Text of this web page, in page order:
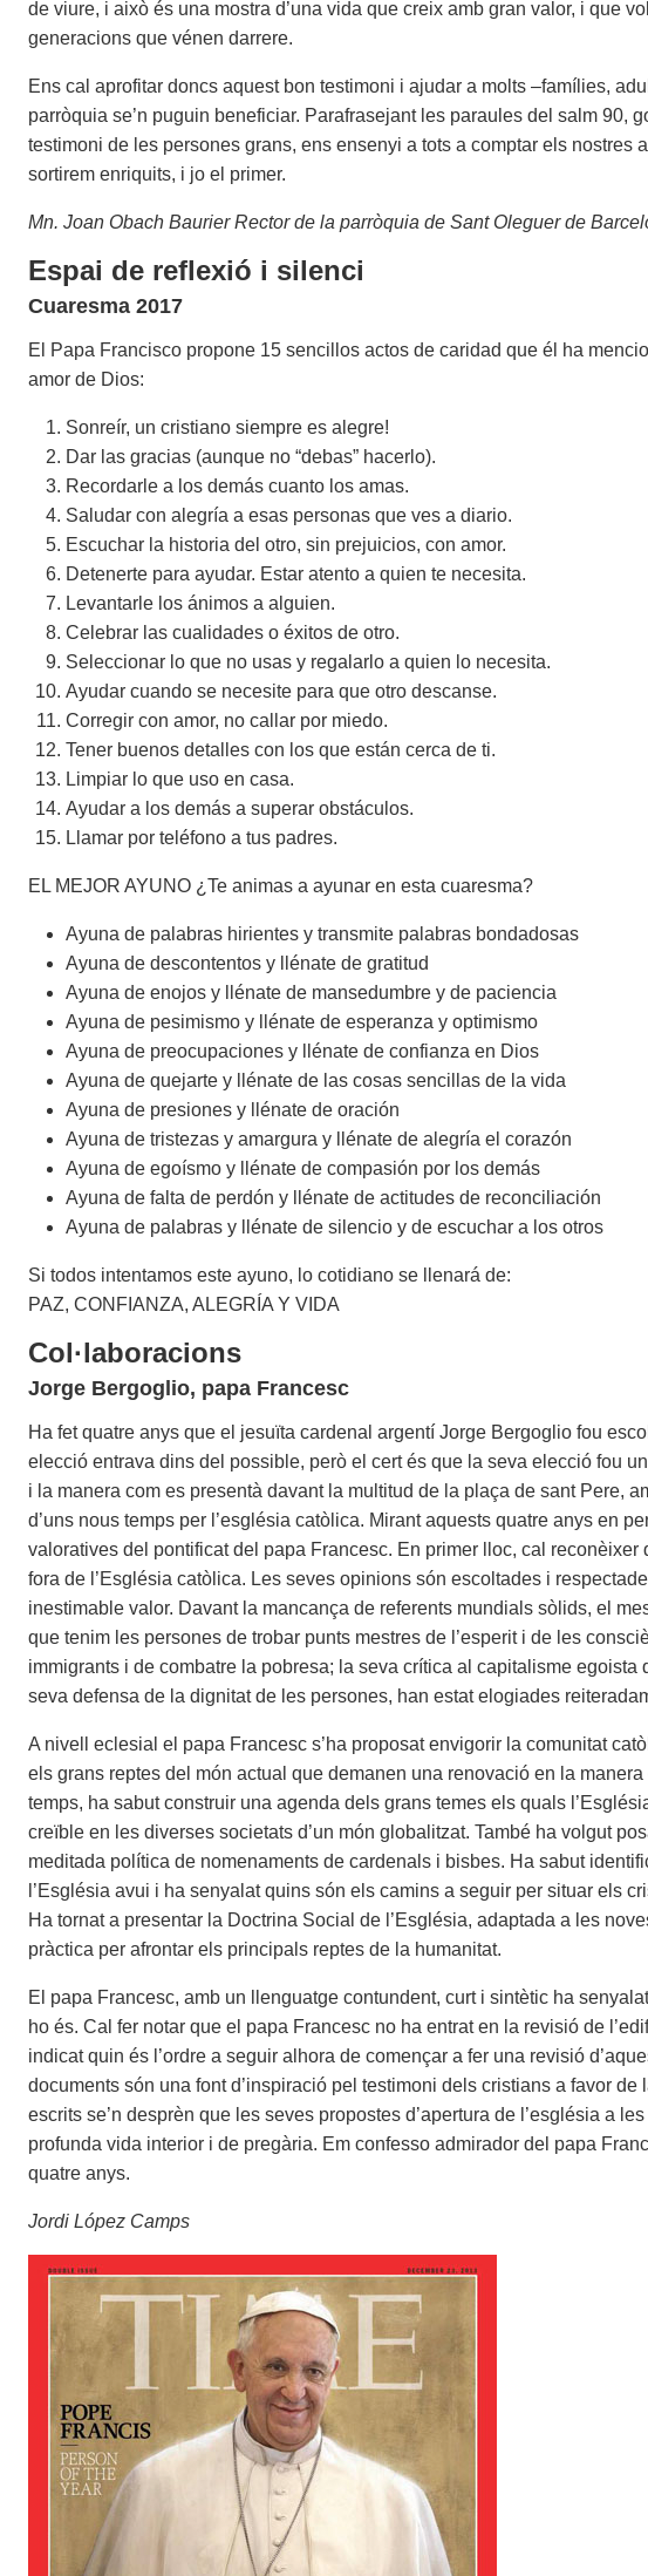
de viure, i això és una mostra d’una vida que creix amb gran valor, i que
generacions que vénen darrere.
Ens cal aprofitar doncs aquest bon testimoni i ajudar a molts –famílies,
parròquia se’n puguin beneficiar. Parafrasejant les paraules del salm 90,
testimoni de les persones grans, ens ensenyi a tots a comptar els nostres
sortirem enriquits, i jo el primer.
Mn. Joan Obach Baurier Rector de la parròquia de Sant Oleguer de
Espai de reflexió i silenci
Cuaresma 2017
El Papa Francisco propone 15 sencillos actos de caridad que él ha
amor de Dios:
Sonreír, un cristiano siempre es alegre!
Dar las gracias (aunque no “debas” hacerlo).
Recordarle a los demás cuanto los amas.
Saludar con alegría a esas personas que ves a diario.
Escuchar la historia del otro, sin prejuicios, con amor.
Detenerte para ayudar. Estar atento a quien te necesita.
Levantarle los ánimos a alguien.
Celebrar las cualidades o éxitos de otro.
Seleccionar lo que no usas y regalarlo a quien lo necesita.
Ayudar cuando se necesite para que otro descanse.
Corregir con amor, no callar por miedo.
Tener buenos detalles con los que están cerca de ti.
Limpiar lo que uso en casa.
Ayudar a los demás a superar obstáculos.
Llamar por teléfono a tus padres.
EL MEJOR AYUNO ¿Te animas a ayunar en esta cuaresma?
Ayuna de palabras hirientes y transmite palabras bondadosas
Ayuna de descontentos y llénate de gratitud
Ayuna de enojos y llénate de mansedumbre y de paciencia
Ayuna de pesimismo y llénate de esperanza y optimismo
Ayuna de preocupaciones y llénate de confianza en Dios
Ayuna de quejarte y llénate de las cosas sencillas de la vida
Ayuna de presiones y llénate de oración
Ayuna de tristezas y amargura y llénate de alegría el corazón
Ayuna de egoísmo y llénate de compasión por los demás
Ayuna de falta de perdón y llénate de actitudes de reconciliación
Ayuna de palabras y llénate de silencio y de escuchar a los otros
Si todos intentamos este ayuno, lo cotidiano se llenará de:
PAZ, CONFIANZA, ALEGRÍA Y VIDA
Col·laboracions
Jorge Bergoglio, papa Francesc
Ha fet quatre anys que el jesuïta cardenal argentí Jorge Bergoglio fou
elecció entrava dins del possible, però el cert és que la seva elecció fou
i la manera com es presentà davant la multitud de la plaça de sant Pere,
d’uns nous temps per l’església catòlica. Mirant aquests quatre anys en
valoratives del pontificat del papa Francesc. En primer lloc, cal
fora de l’Església catòlica. Les seves opinions són escoltades i
inestimable valor. Davant la mancança de referents mundials sòlids, el
que tenim les persones de trobar punts mestres de l’esperit i de les
immigrants i de combatre la pobresa; la seva crítica al capitalisme egoista
seva defensa de la dignitat de les persones, han estat elogiades
A nivell eclesial el papa Francesc s’ha proposat envigorir la comunitat
els grans reptes del món actual que demanen una renovació en la
temps, ha sabut construir una agenda dels grans temes els quals
creïble en les diverses societats d’un món globalitzat. També ha volgut
meditada política de nomenaments de cardenals i bisbes. Ha sabut
l’Església avui i ha senyalat quins són els camins a seguir per situar els
Ha tornat a presentar la Doctrina Social de l’Església, adaptada a les
pràctica per afrontar els principals reptes de la humanitat.
El papa Francesc, amb un llenguatge contundent, curt i sintètic ha
ho és. Cal fer notar que el papa Francesc no ha entrat en la revisió de
indicat quin és l’ordre a seguir alhora de començar a fer una revisió
documents són una font d’inspiració pel testimoni dels cristians a favor
escrits se’n desprèn que les seves propostes d’apertura de l’església a
profunda vida interior i de pregària. Em confesso admirador del papa
quatre anys.
Jordi López Camps